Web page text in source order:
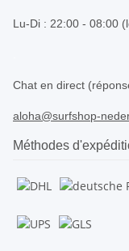
Lu-Di : 22:00 - 08:00
Chat en direct
aloha@surfshop-
Méthodes